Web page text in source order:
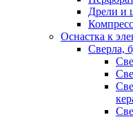
Дрели и
Оснастка к
Сверла,